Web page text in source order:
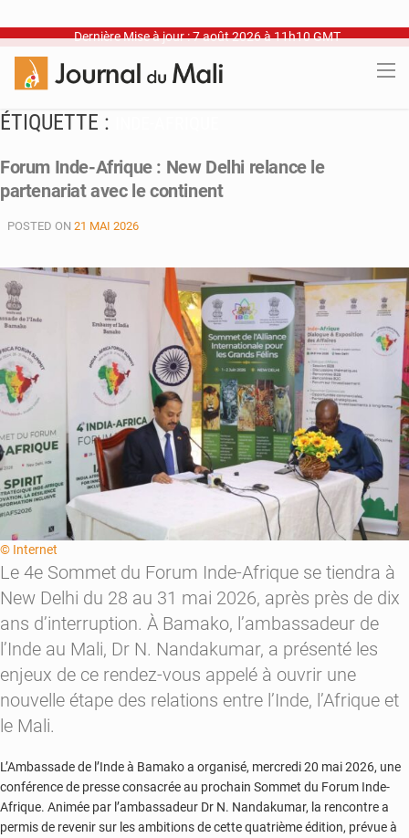
Dernière Mise à jour : 7 août 2026 à 11h10 GMT
ÉTIQUETTE :
Forum Inde-Afrique : New Delhi relance le
partenariat avec le continent
POSTED ON 21 MAI 2026
© Internet
Le 4e Sommet du Forum Inde-Afrique se tiendra à
New Delhi du 28 au 31 mai 2026, après près de dix
ans d’interruption. À Bamako, l’ambassadeur de
l’Inde au Mali, Dr N. Nandakumar, a présenté les
enjeux de ce rendez-vous appelé à ouvrir une
nouvelle étape des relations entre l’Inde, l’Afrique et
le Mali.
L’Ambassade de l’Inde à Bamako a organisé, mercredi 20 mai 2026, une
conférence de presse consacrée au prochain Sommet du Forum Inde-
Afrique. Animée par l’ambassadeur Dr N. Nandakumar, la rencontre a
permis de revenir sur les ambitions de cette quatrième édition, prévue à